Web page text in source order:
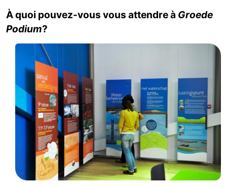
Nieuwvliet-
Meulinge
EuroParcs
-
Noordzee
Résidence
Cadzand-
Resort
Nieuwvliet-
Schoneveld
Nieuwvliet-
Waterdunen
Zonneweelde
À quoi pouvez-vous vous attendre à Groede
Podium?